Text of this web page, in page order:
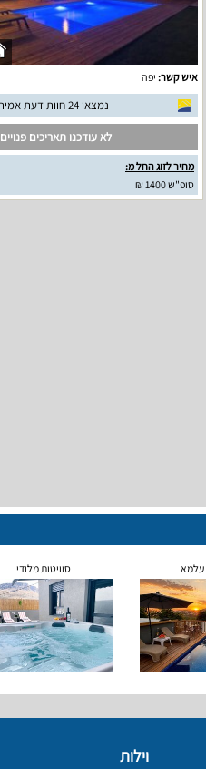
איש קשר: יפה
נמצאו 24 חוות דעת אמיתיות
לא עודכנו תאריכים פנויים
מחיר לזוג החל מ:
סופ"ש 1400 ₪
עלמא סוויטות מלודי
וילות